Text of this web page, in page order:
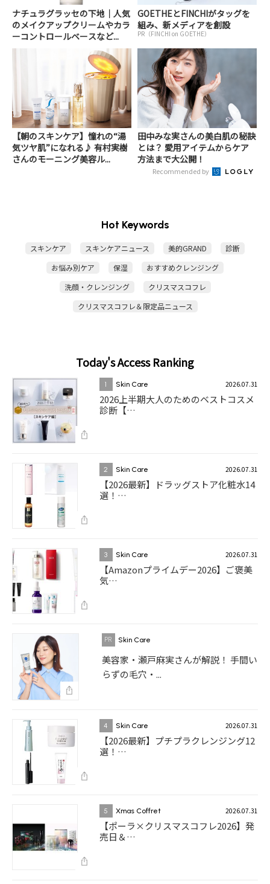
ナチュラグラッセの下地｜人気
のメイクアップクリームやカラ
ーコントロールベースなど...
GOETHEとFINCHIがタッグを
組み、新メディアを創設
PR（FINCHI on GOETHE）
【朝のスキンケア】憧れの“湯
気ツヤ肌”になれる♪ 有村実樹
さんのモーニング美容ル...
田中みな実さんの美白肌の秘訣
とは？ 愛用アイテムからケア
方法まで大公開！
Recommended by
Hot Keywords
スキンケア スキンケアニュース 美的GRAND
診断
お悩み別ケア
保湿
おすすめクレンジング
洗顔・クレンジング
クリスマスコフレ
クリスマスコフレ＆限定品ニュース
Today's Access Ranking
1 Skin Care 2026.07.31
2026上半期大人のためのベストコスメ
診断【…
2 Skin Care 2026.07.31
【2026最新】ドラッグストア化粧水14
選！…
3 Skin Care 2026.07.31
【Amazonプライムデー2026】ご褒美
気…
Skin Care
美容家・瀬戸麻実さんが解説！ 手間い
らずの毛穴・...
4 Skin Care 2026.07.31
【2026最新】プチプラクレンジング12
選！…
5 Xmas Coffret 2026.07.31
【ポーラ×クリスマスコフレ2026】発
売日＆…